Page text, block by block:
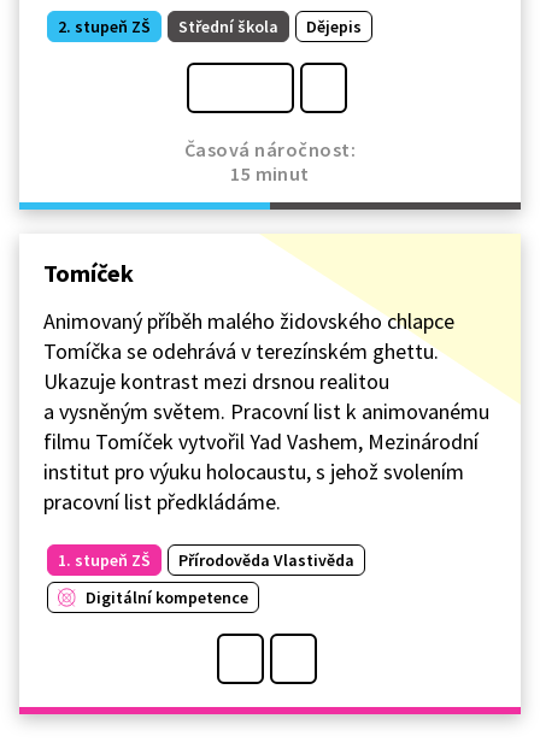
2. stupeň ZŠ Střední škola Dějepis
Časová náročnost:
15 minut
Tomíček
Animovaný příběh malého židovského chlapce
Tomíčka se odehrává v terezínském ghettu.
Ukazuje kontrast mezi drsnou realitou
a vysněným světem. Pracovní list k animovanému
filmu Tomíček vytvořil Yad Vashem, Mezinárodní
institut pro výuku holocaustu, s jehož svolením
pracovní list předkládáme.
1. stupeň ZŠ
Přírodověda Vlastivěda
Digitální kompetence